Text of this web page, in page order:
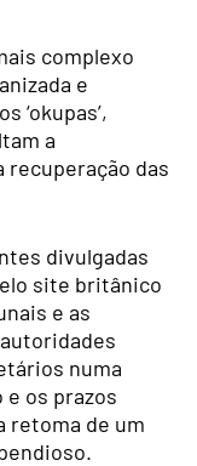
complexo
e
‘okupas’,
a
das
divulgadas
site britânico
e as
numa
e os prazos
retoma de um